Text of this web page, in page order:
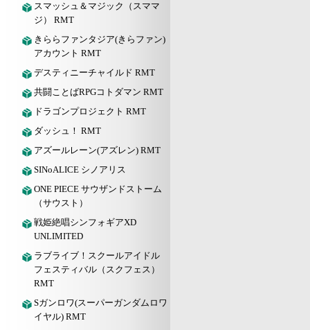
スマッシュ＆マジック（スママ
ジ） RMT
きららファンタジア(きらファン)
アカウント RMT
デスティニーチャイルド RMT
共闘ことばRPGコトダマン RMT
ドラゴンプロジェクト RMT
ダッシュ！ RMT
アズールレーン(アズレン) RMT
SINoALICE シノアリス
ONE PIECE サウザンドストーム
（サウスト）
戦姫絶唱シンフォギアXD
UNLIMITED
ラブライブ！スクールアイドル
フェスティバル（スクフェス）
RMT
Sガンロワ(スーパーガンダムロワ
イヤル) RMT